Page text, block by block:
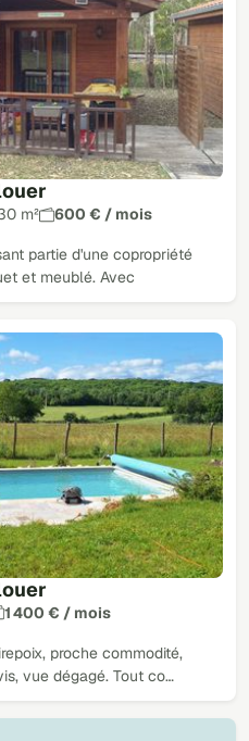
m² 600 € / mois
partie d'une copropriété
et meublé. Avec
1 400 € / mois
proche commodité,
vue dégagé. Tout co…